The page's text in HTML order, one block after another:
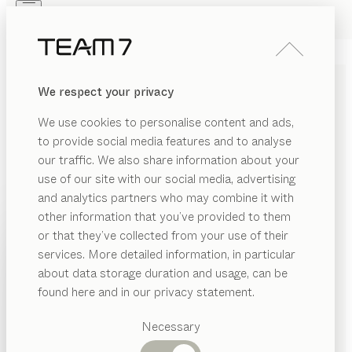
We respect your privacy
We use cookies to personalise content and ads,
to provide social media features and to analyse
our traffic. We also share information about your
use of our site with our social media, advertising
and analytics partners who may combine it with
other information that you’ve provided to them
or that they’ve collected from your use of their
services. More detailed information, in particular
about data storage duration and usage, can be
found here and in our privacy statement.
Necessary
PRODUITS
INSPIRATION
REVENDEUR
Catégories
suggérées
PRODUITS
INSPIRATION
QUI SOMMES-NOUS
REVENDEUR
BANCS EN BOIS MASSIF
POUR LA SALLE À MANGER
Nos bancs vous permettent de compléter élégamment
votre ensemble table-chaises. En version droite ou
d'angle, avec ou sans dossier, en cuir ou en tissu, nos
bancs garantissent une assise agréable et un confort
optimal grâce à leur structure capitonnée. Le bois
naturel robuste leur confère une grande stabilité,
même si vous vous serrez un peu pour laisser de la
place à tout le monde.
FINITION TOUS LES FILTRES
AFFICHER